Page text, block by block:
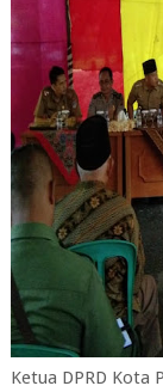
Ketua DPRD Kota